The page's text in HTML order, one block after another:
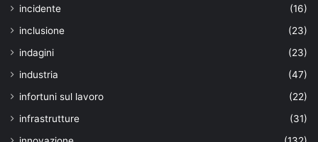
incidente
(16)
inclusione
(23)
indagini
(23)
industria
(47)
infortuni sul lavoro
(22)
infrastrutture
(31)